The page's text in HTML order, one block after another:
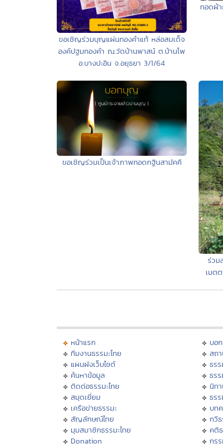
ขอเชิญร่วมบุญแผ่นทองคำแท้ หล่อสมเด็จ
องค์ปฐมทองคำ ณ.วัดบ้านพาสน์ ต.บ้านโพ
อ.บางปะอิน จ.อยุธยา 3/1/64
ทอดผ้
ขอเชิญร่วมเป็นเจ้าภาพทอดกฐินสามัคคี
ร่วม
เมต
หน้าแรก
ทีมงานธรรมะไทย
แผนผังเว็บไซต์
ค้นหาข้อมูล
ติดต่อธรรมะไทย
สมุดเยี่ยม
เครือข่ายธรรมะ
สัญลักษณ์ไทย
มุมสมาชิกธรรมะไทย
Donation
บอ
สถ
ธร
ธร
นิท
ธร
บท
กวี
คติ
กร